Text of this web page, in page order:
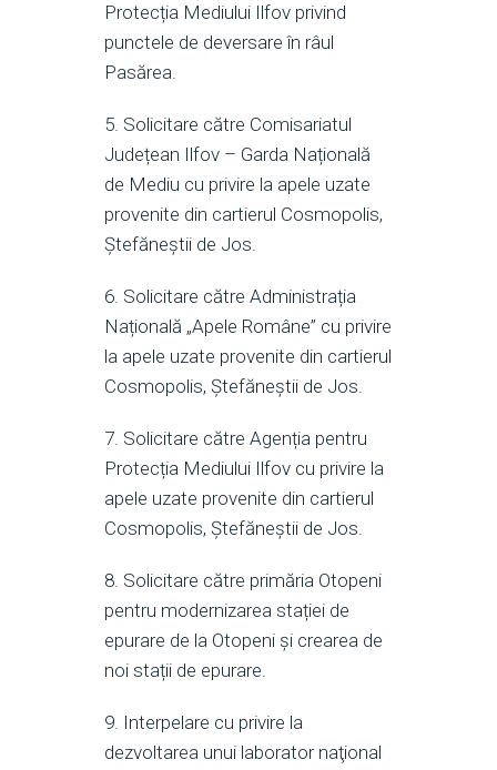
Protecția Mediului Ilfov privind
punctele de deversare în râul
Pasărea.
5. Solicitare către Comisariatul
Județean Ilfov – Garda Națională
de Mediu cu privire la apele uzate
provenite din cartierul Cosmopolis,
Ștefăneștii de Jos.
6. Solicitare către Administrația
Națională „Apele Române” cu privire
la apele uzate provenite din cartierul
Cosmopolis, Ștefăneștii de Jos.
7. Solicitare către Agenția pentru
Protecția Mediului Ilfov cu privire la
apele uzate provenite din cartierul
Cosmopolis, Ștefăneștii de Jos.
8. Solicitare către primăria Otopeni
pentru modernizarea stației de
epurare de la Otopeni și crearea de
noi stații de epurare.
9. Interpelare cu privire la
dezvoltarea unui laborator naţional